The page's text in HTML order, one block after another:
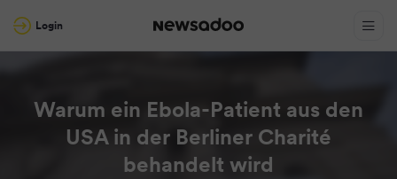
Login
Warum ein Ebola-Patient aus den
USA in der Berliner Charité
behandelt wird